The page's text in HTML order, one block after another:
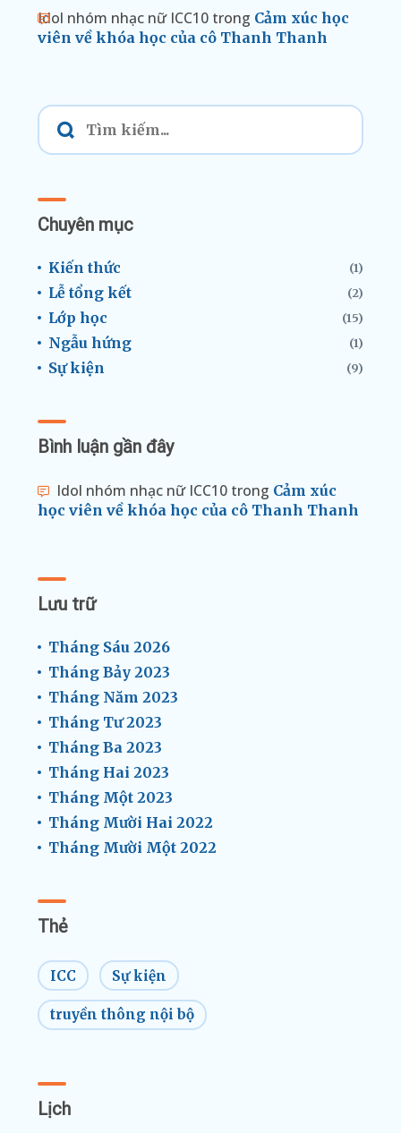
Idol nhóm nhạc nữ ICC10 trong Cảm xúc học
viên về khóa học của cô Thanh Thanh
Chuyên mục
Kiến thức (1)
Lễ tổng kết (2)
Lớp học (15)
Ngẫu hứng (1)
Sự kiện (9)
Bình luận gần đây
Idol nhóm nhạc nữ ICC10 trong Cảm xúc
học viên về khóa học của cô Thanh Thanh
Lưu trữ
Tháng Sáu 2026
Tháng Bảy 2023
Tháng Năm 2023
Tháng Tư 2023
Tháng Ba 2023
Tháng Hai 2023
Tháng Một 2023
Tháng Mười Hai 2022
Tháng Mười Một 2022
Thẻ
ICC Sự kiện
truyền thông nội bộ
Lịch